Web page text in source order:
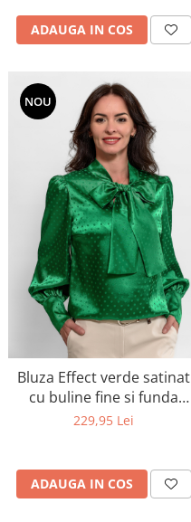
ADAUGA IN COS
NOU
Bluza Effect verde satinat
cu buline fine si funda
eleganta la gat
229,95 Lei
ADAUGA IN COS